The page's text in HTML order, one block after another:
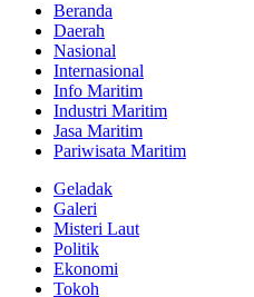
Beranda
Daerah
Nasional
Internasional
Info Maritim
Industri Maritim
Jasa Maritim
Pariwisata Maritim
Geladak
Galeri
Misteri Laut
Politik
Ekonomi
Tokoh